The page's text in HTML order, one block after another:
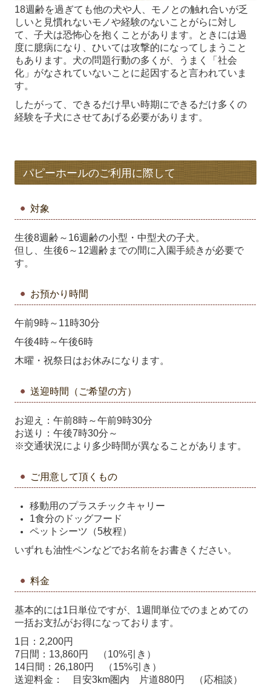
18週齢を過ぎても他の犬や人、モノとの触れ合いが乏
しいと見慣れないモノや経験のないことがらに対し
て、子犬は恐怖心を抱くことがあります。ときには過
度に臆病になり、ひいては攻撃的になってしまうこと
もあります。犬の問題行動の多くが、うまく「社会
化」がなされていないことに起因すると言われていま
す。
したがって、できるだけ早い時期にできるだけ多くの
経験を子犬にさせてあげる必要があります。
パピーホールのご利用に際して
対象
生後8週齢～16週齢の小型・中型犬の子犬。
但し、生後6～12週齢までの間に入園手続きが必要で
す。
お預かり時間
午前9時～11時30分
午後4時～午後6時
木曜・祝祭日はお休みになります。
送迎時間（ご希望の方）
お迎え：午前8時～午前9時30分
お送り：午後7時30分～
※交通状況により多少時間が異なることがあります。
ご用意して頂くもの
移動用のプラスチックキャリー
1食分のドッグフード
ペットシーツ（5枚程）
いずれも油性ペンなどでお名前をお書きください。
料金
基本的には1日単位ですが、1週間単位でのまとめての
一括お支払がお得になっております。
1日：2,200円
7日間：13,860円 （10%引き）
14日間：26,180円 （15%引き）
送迎料金： 目安3km圏内 片道880円 （応相談）